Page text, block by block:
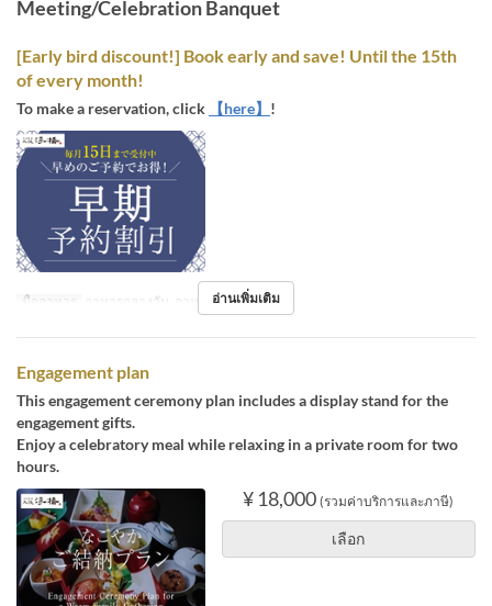
Meeting/Celebration Banquet
[Early bird discount!] Book early and save! Until the 15th
of every month!
To make a reservation, click 【here】 !
มื้ออาหาร อาหารกลางวัน, อาหารเย็นอ่านเพิ่มเติม
Engagement plan
This engagement ceremony plan includes a display stand for the
engagement gifts.
Enjoy a celebratory meal while relaxing in a private room for two
hours.
¥ 18,000 (รวมค่าบริการและภาษี)
เลือก